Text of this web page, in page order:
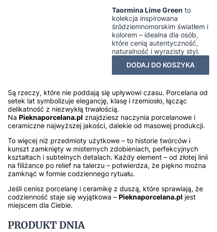
Taormina Lime Green to
kolekcja inspirowana
śródziemnomorskim światłem i
kolorem – idealna dla osób,
które cenią autentyczność,
naturalność i wyrazisty styl.
DODAJ DO KOSZYKA
Są rzeczy, które nie poddają się upływowi czasu. Porcelana od
setek lat symbolizuje elegancję, klasę i rzemiosło, łącząc
delikatność z niezwykłą trwałością.
Na Pieknaporcelana.pl znajdziesz naczynia porcelanowe i
ceramiczne najwyższej jakości, dalekie od masowej produkcji.
To więcej niż przedmioty użytkowe – to historie twórców i
kunszt zamknięty w misternych zdobieniach, perfekcyjnych
kształtach i subtelnych detalach. Każdy element – od złotej linii
na filiżance po relief na talerzu – potwierdza, że piękno można
zamknąć w formie codziennego rytuału.
Jeśli cenisz porcelanę i ceramikę z duszą, które sprawiają, że
codzienność staje się wyjątkowa – Pieknaporcelana.pl jest
miejscem dla Ciebie.
PRODUKT DNIA